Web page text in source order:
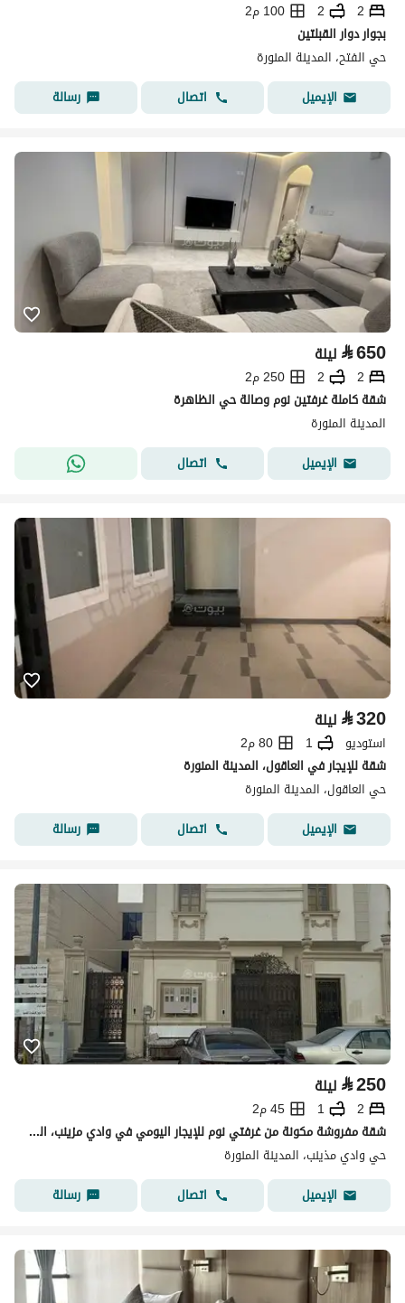
2
2
100 م2
بجوار دوار القبلتين
حي الفتح، المدينة المنورة
الإيميل
اتصال رسالة
⃁650 ليلة
2
2
250 م2
شقة كاملة غرفتين نوم وصالة حي الظاهرة
المدينة المنورة
الإيميل
اتصال
⃁320 ليلة
استوديو 1
80 م2
شقة للإيجار في العاقول، المدينة المنورة
حي العاقول، المدينة المنورة
الإيميل
اتصال رسالة
⃁250 ليلة
2
1
45 م2
شقة مفروشة مكونة من غرفتي نوم للإيجار اليومي في وادي مزينب، المدينة المنورة
حي وادي مذينب، المدينة المنورة
الإيميل
اتصال رسالة